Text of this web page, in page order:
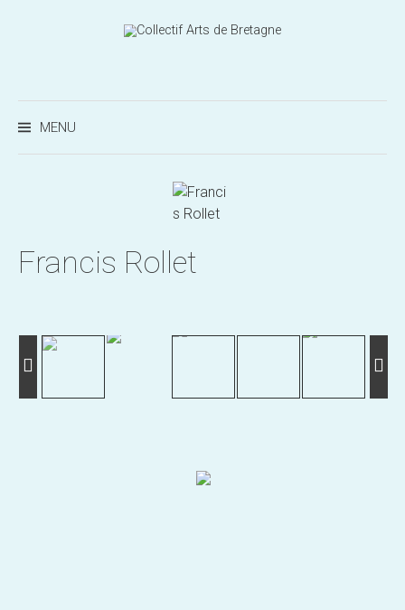
MENU
Francis Rollet